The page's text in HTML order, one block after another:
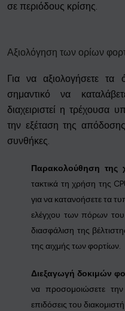
σε περιόδους κρίσης.
Αξιολόγηση των ορίων
Για να αξιολογήσετε τα
σημαντικό να
διαχειριστεί η τρέχουσα
την εξέταση της
συνθήκες.
Παρακολούθηση της
τακτικά τη χρήση της
για να κατανοήσετε τα
ελέγχου των πόρων του
διασφάλιση της
της αιχμής των φορτίων.
Διεξαγωγή δοκιμών
να προσομοιώσετε την
επιδόσεις του